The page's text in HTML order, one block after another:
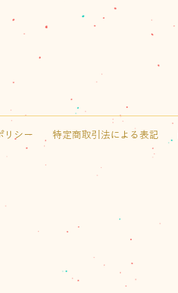
リシー 特定商取引法による表記